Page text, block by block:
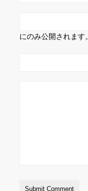
にのみ公開されます